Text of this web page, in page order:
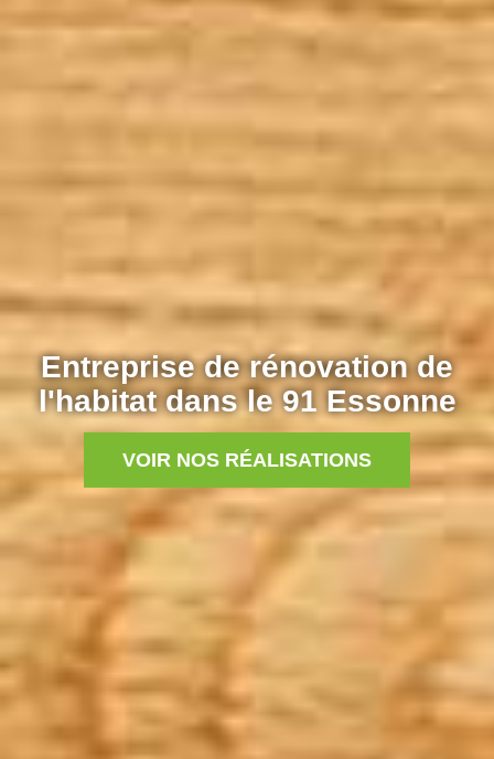
Entreprise de rénovation de
l'habitat dans le 91 Essonne
VOIR NOS RÉALISATIONS